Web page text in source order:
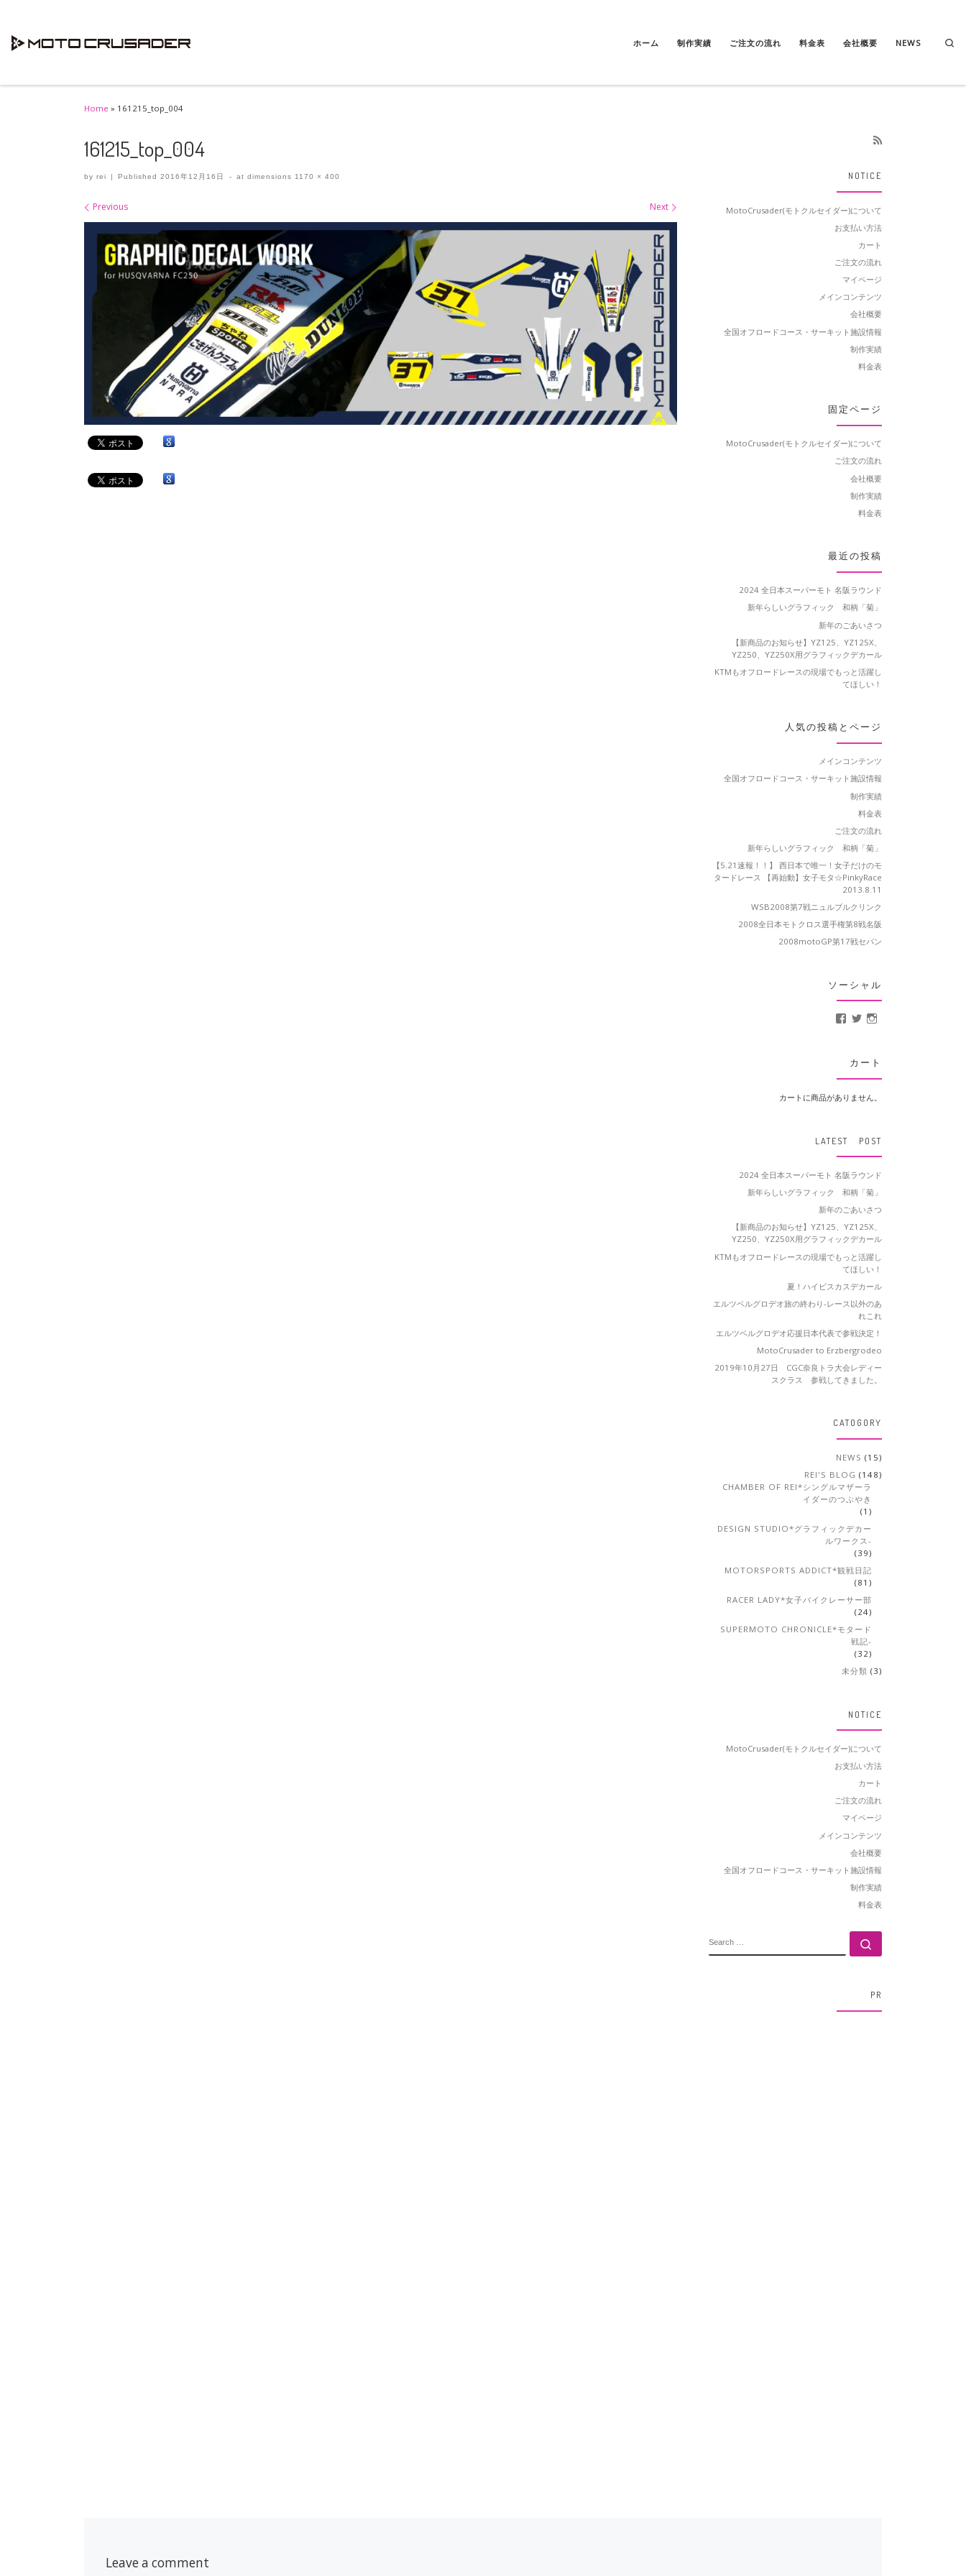
ホーム 制作実績 ご注文の流れ 料金表 会社概要 NEWS
Home » 161215_top_004
161215_top_004
by rei | Published2016年12月16日 - at dimensions 1170 × 400
Images navigation
Previous Next
Leave a comment
NOTICE
MotoCrusader(モトクルセイダー)について
お支払い方法
カート
ご注文の流れ
マイページ
メインコンテンツ
会社概要
全国オフロードコース・サーキット施設情報
制作実績
料金表
固定ページ
MotoCrusader(モトクルセイダー)について
ご注文の流れ
会社概要
制作実績
料金表
最近の投稿
2024 全日本スーパーモト 名阪ラウンド
新年らしいグラフィック 和柄「菊」
新年のごあいさつ
【新商品のお知らせ】YZ125、YZ125X、
YZ250、YZ250X用グラフィックデカール
KTMもオフロードレースの現場でもっと活躍し
てほしい！
人気の投稿とページ
メインコンテンツ
全国オフロードコース・サーキット施設情報
制作実績
料金表
ご注文の流れ
新年らしいグラフィック 和柄「菊」
【5.21速報！！】 西日本で唯一！女子だけのモ
タードレース 【再始動】女子モタ☆PinkyRace
2013.8.11
WSB2008第7戦ニュルブルクリンク
2008全日本モトクロス選手権第8戦名阪
2008motoGP第17戦セパン
ソーシャル
MotoCrusader さんのプ
@MotoCrusader さ
カート
カートに商品がありません。
LATEST POST
2024 全日本スーパーモト 名阪ラウンド
新年らしいグラフィック 和柄「菊」
新年のごあいさつ
【新商品のお知らせ】YZ125、YZ125X、
YZ250、YZ250X用グラフィックデカール
KTMもオフロードレースの現場でもっと活躍し
てほしい！
夏！ハイビスカスデカール
エルツベルグロデオ旅の終わり-レース以外のあ
れこれ
エルツベルグロデオ応援日本代表で参戦決定！
MotoCrusader to Erzbergrodeo
2019年10月27日 CGC奈良トラ大会レディー
スクラス 参戦してきました。
CATOGORY
NEWS (15)
REI'S BLOG (148)
CHAMBER OF REI*シングルマザーラ
イダーのつぶやき
(1)
DESIGN STUDIO*グラフィックデカー
ルワークス-
(39)
MOTORSPORTS ADDICT*観戦日記
(81)
RACER LADY*女子バイクレーサー部
(24)
SUPERMOTO CHRONICLE*モタード
戦記-
(32)
未分類 (3)
NOTICE
MotoCrusader(モトクルセイダー)について
お支払い方法
カート
ご注文の流れ
マイページ
メインコンテンツ
会社概要
全国オフロードコース・サーキット施設情報
制作実績
料金表
PR